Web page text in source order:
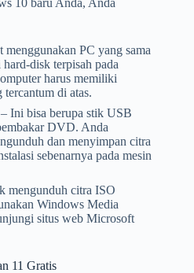
menggunakan PC yang sama
disk terpisah pada
harus memiliki
di atas.
– Ini bisa berupa stik USB
DVD. Anda
dan menyimpan citra
sebenarnya pada mesin
mengunduh citra ISO
Windows Media
situs web Microsoft
11 Gratis